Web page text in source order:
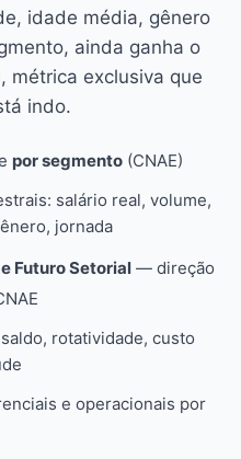
idade média, gênero
ainda ganha o
, métrica exclusiva que
indo.
por segmento (CNAE)
salário real, volume,
jornada
Futuro Setorial — direção
rotatividade, custo
e operacionais por